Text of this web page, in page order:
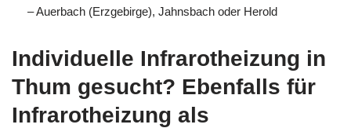
– Auerbach (Erzgebirge), Jahnsbach oder Herold
Individuelle Infrarotheizung in
Thum gesucht? Ebenfalls für
Infrarotheizung als